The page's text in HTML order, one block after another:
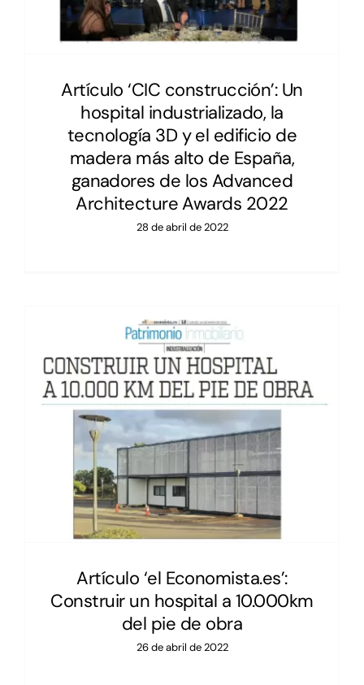
Artículo ‘CIC construcción’: Un
hospital industrializado, la
tecnología 3D y el edificio de
madera más alto de España,
ganadores de los Advanced
Architecture Awards 2022
28 de abril de 2022
Artículo ‘el Economista.es’:
Construir un hospital a 10.000km
del pie de obra
26 de abril de 2022